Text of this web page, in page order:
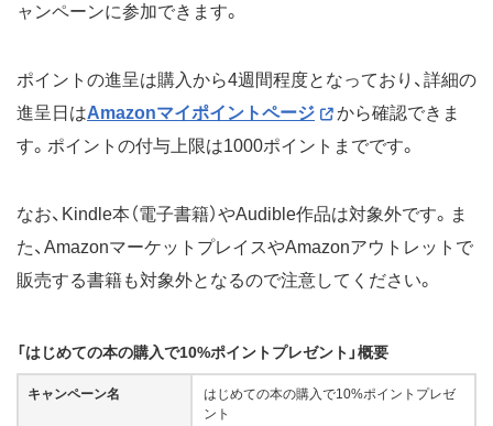
ャンペーンに参加できます。
ポイントの進呈は購入から4週間程度となっており、詳細の
進呈日はAmazonマイポイントページ
から確認できま
す。ポイントの付与上限は1000ポイントまでです。
なお、Kindle本（電子書籍）やAudible作品は対象外です。ま
た、AmazonマーケットプレイスやAmazonアウトレットで
販売する書籍も対象外となるので注意してください。
「はじめての本の購入で10%ポイントプレゼント」概要
キャンペーン名
はじめての本の購入で10%ポイントプレゼ
ント